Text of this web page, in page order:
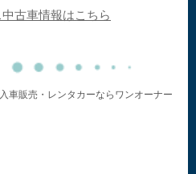
古車情報はこちら
車販売・レンタカーならワンオーナー